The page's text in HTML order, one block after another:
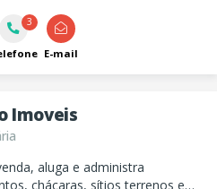
3
E-mail
Imoveis
aluga e administra
chácaras, sítios terrenos e